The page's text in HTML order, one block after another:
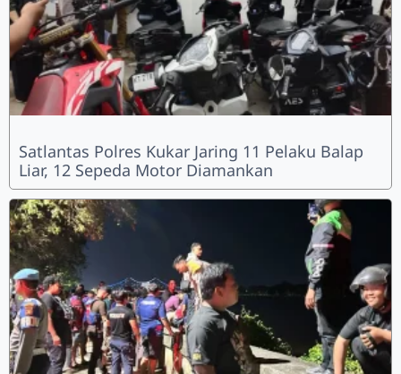
Satlantas Polres Kukar Jaring 11 Pelaku Balap
Liar, 12 Sepeda Motor Diamankan